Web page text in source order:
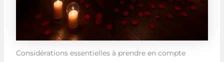
Considérations essentielles à prendre en compte